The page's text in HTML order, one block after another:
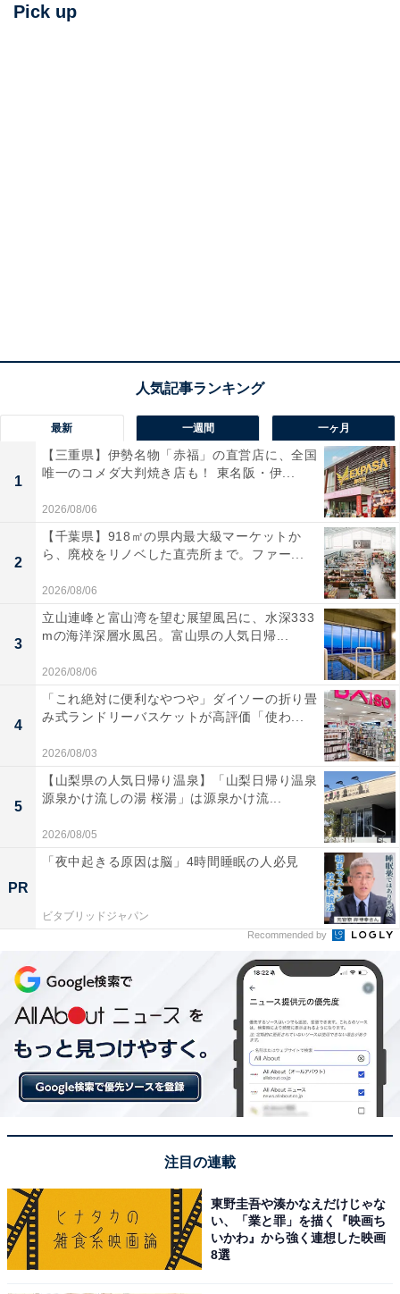
Pick up
最新 一週間 一ヶ月
1
【三重県】伊勢名物「赤福」の直営店に、全国
唯一のコメダ大判焼き店も！ 東名阪・伊...
2026/08/06
2
【千葉県】918㎡の県内最大級マーケットか
ら、廃校をリノベした直売所まで。ファー...
2026/08/06
3
立山連峰と富山湾を望む展望風呂に、水深333
mの海洋深層水風呂。富山県の人気日帰...
2026/08/06
4
「これ絶対に便利なやつや」ダイソーの折り畳
み式ランドリーバスケットが高評価「使わ...
2026/08/03
5
【山梨県の人気日帰り温泉】「山梨日帰り温泉
源泉かけ流しの湯 桜湯」は源泉かけ流...
2026/08/05
PR
「夜中起きる原因は脳」4時間睡眠の人必見
ビタブリッドジャパン
Recommended by
注目の連載
東野圭吾や湊かなえだけじゃな
い、「業と罪」を描く『映画ち
いかわ』から強く連想した映画
8選